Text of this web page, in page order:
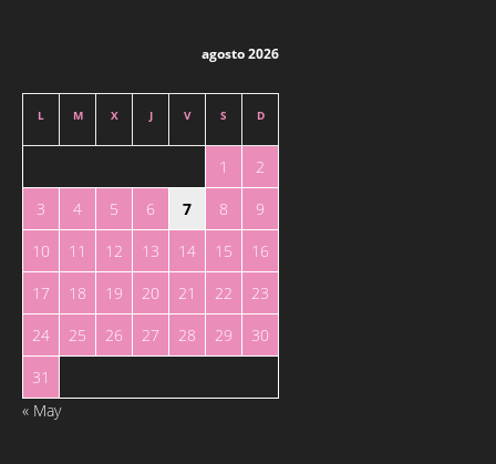
agosto 2026
L M X J V S D
1
2
3
4 5 6 7 8
9
10
11 12 13 14 15
16
17
18 19 20 21 22
23
24
25 26 27 28 29
30
31
« May